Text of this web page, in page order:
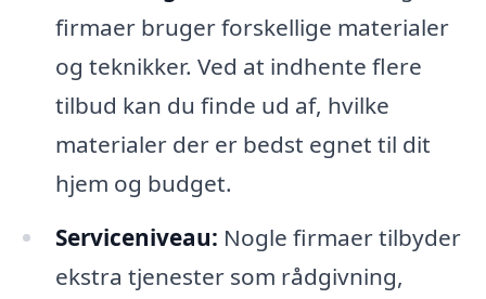
firmaer bruger forskellige materialer
og teknikker. Ved at indhente flere
tilbud kan du finde ud af, hvilke
materialer der er bedst egnet til dit
hjem og budget.
Serviceniveau: Nogle firmaer tilbyder
ekstra tjenester som rådgivning,